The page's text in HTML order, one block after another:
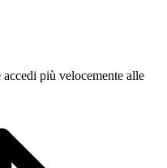
più velocemente alle